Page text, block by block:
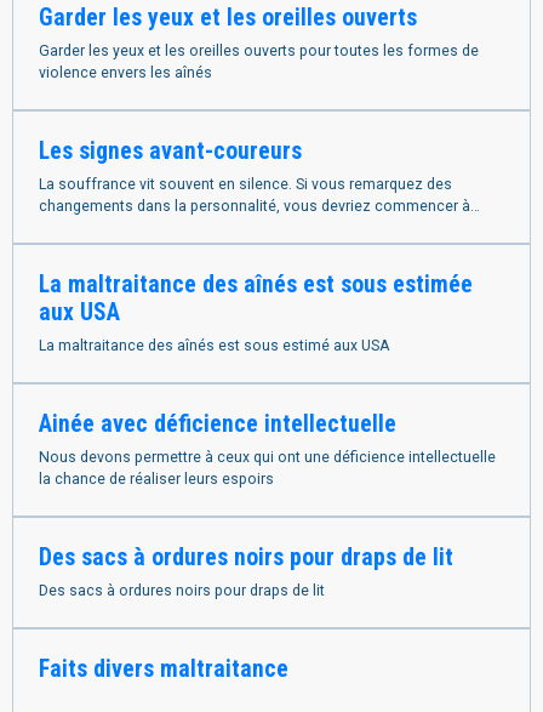
Garder les yeux et les oreilles ouverts
Garder les yeux et les oreilles ouverts pour toutes les formes de
violence envers les aînés
Les signes avant-coureurs
La souffrance vit souvent en silence. Si vous remarquez des
changements dans la personnalité, vous devriez commencer à
La maltraitance des aînés est sous estimée
aux USA
La maltraitance des aînés est sous estimé aux USA
Ainée avec déficience intellectuelle
Nous devons permettre à ceux qui ont une déficience intellectuelle
la chance de réaliser leurs espoirs
Des sacs à ordures noirs pour draps de lit
Des sacs à ordures noirs pour draps de lit
Faits divers maltraitance